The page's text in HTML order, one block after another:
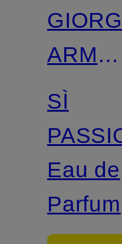
SÌ
Eau de
Parfum